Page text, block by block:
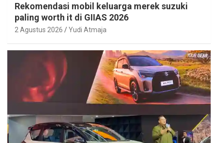
Rekomendasi mobil keluarga merek suzuki
paling worth it di GIIAS 2026
2 Agustus 2026 Yudi Atmaja